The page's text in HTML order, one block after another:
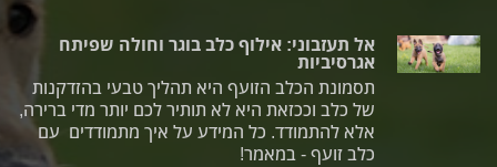
אל תעזבוני: אילוף כלב בוגר וחולה שפיתח
אגרסיביות
תסמונת הכלב הזועף היא תהליך טבעי בהזדקנות
של כלב וככזאת היא לא תותיר לכם יותר מדי ברירה,
אלא להתמודד. כל המידע על איך מתמודדים עם
כלב זועף - במאמר!